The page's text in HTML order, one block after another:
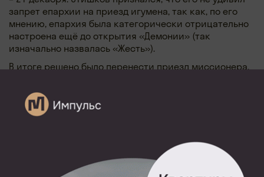
запрет епархии на приезд игумена, так как, по его
мнению, епархия была категорически отрицательно
настроена ещё до открытия «Демонии» (так
изначально назвалась «Жесть»).
В итоге решено было перенести приезд миссионера,
пригласил игумена на свой день рождения. Отец
Сергий приехал в Рязань вместе с координатором
Союза православных братств РПЦ, экспертом Совета
по взаимоотношениям Церкви и общества Юрием
Агещевым. Директор «Жести» признался, что это
мероприятие считает своей гордостью.